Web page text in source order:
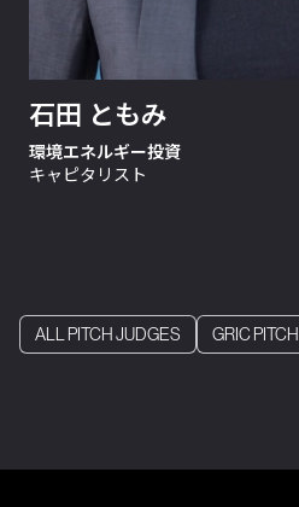
石田 ともみ
環境エネルギー投資
キャピタリスト
ALL PITCH JUDGES GRIC PITCH